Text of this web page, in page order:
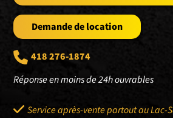
Demande de location
418 276-1874
Réponse en moins de 24h ouvrables
Service après-vente partout au Lac-